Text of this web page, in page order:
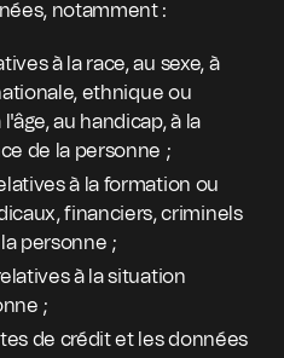
notamment :
à la race, au sexe, à
ethnique ou
au handicap, à la
de la personne ;
à la formation ou
financiers, criminels
personne ;
à la situation
;
de crédit et les données